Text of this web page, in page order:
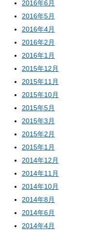
2016年6月
2016年5月
2016年4月
2016年2月
2016年1月
2015年12月
2015年11月
2015年10月
2015年5月
2015年3月
2015年2月
2015年1月
2014年12月
2014年11月
2014年10月
2014年8月
2014年6月
2014年4月